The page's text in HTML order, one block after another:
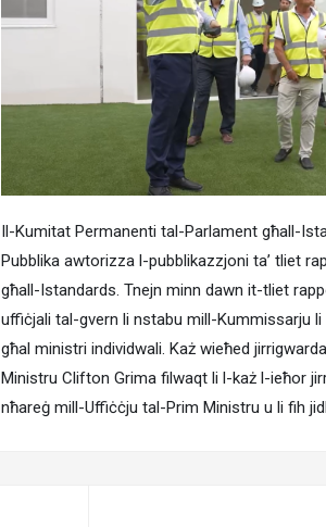
Il-Kumitat Permanenti tal-Parlament għall-
Pubblika awtorizza l-pubblikazzjoni ta’ tliet
għall-Istandards. Tnejn minn dawn it-tliet
uffiċjali tal-gvern li nstabu mill-Kummissarju
għal ministri individwali. Każ wieħed
Ministru Clifton Grima filwaqt li l-każ l-ieħor
nħareġ mill-Uffiċċju tal-Prim Ministru u li fih